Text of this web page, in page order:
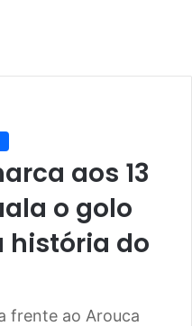
aos 13
o golo
história do
frente ao Arouca